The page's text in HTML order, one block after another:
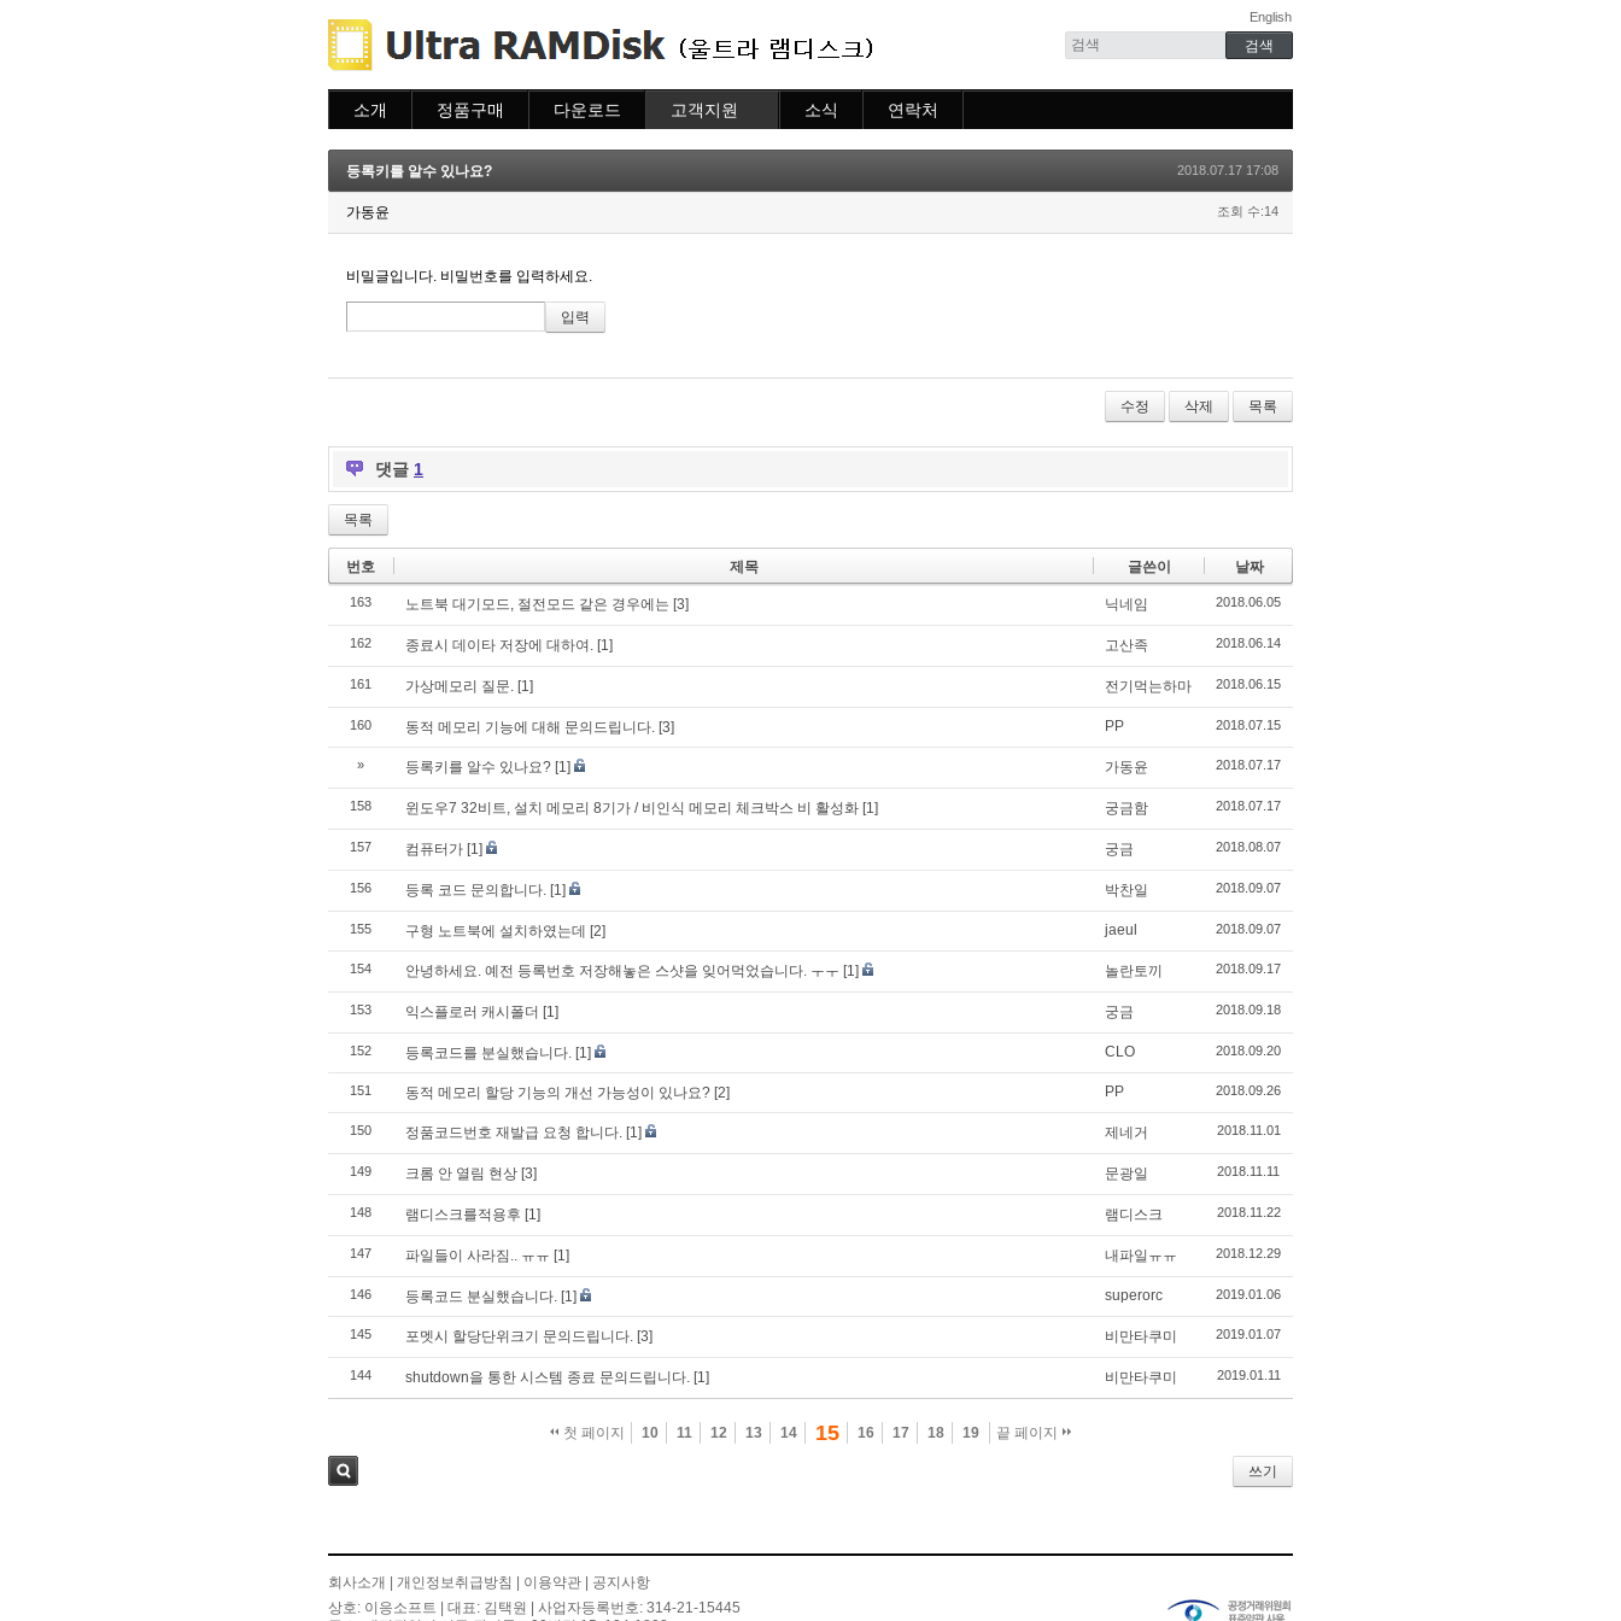
English
소개 정품구매
주문조회
이용안내
다운로드 고객지원
질문하기
소식 연락처
등록키를 알수 있나요?
2018.07.17 17:08
가동윤 조회 수:14
비밀글입니다. 비밀번호를 입력하세요.
수정 삭제 목록
댓글 1
목록
번호 제목 글쓴이 날짜
163 노트북 대기모드, 절전모드 같은 경우에는 [3] 닉네임 2018.06.05
162 종료시 데이타 저장에 대하여. [1] 고산족 2018.06.14
161 가상메모리 질문. [1] 전기먹는하마 2018.06.15
160 동적 메모리 기능에 대해 문의드립니다. [3] PP 2018.07.15
» 등록키를 알수 있나요? [1] 가동윤 2018.07.17
158 윈도우7 32비트, 설치 메모리 8기가 / 비인식 메모리 체크박스 비 활성화 [1] 궁금함 2018.07.17
157 컴퓨터가 [1] 궁금 2018.08.07
156 등록 코드 문의합니다. [1] 박찬일 2018.09.07
155 구형 노트북에 설치하였는데 [2] jaeul 2018.09.07
154 안녕하세요. 예전 등록번호 저장해놓은 스샷을 잊어먹었습니다. ㅜㅜ [1] 놀란토끼 2018.09.17
153 익스플로러 캐시폴더 [1] 궁금 2018.09.18
152 등록코드를 분실했습니다. [1] CLO 2018.09.20
151 동적 메모리 할당 기능의 개선 가능성이 있나요? [2] PP 2018.09.26
150 정품코드번호 재발급 요청 합니다. [1] 제네거 2018.11.01
149 크롬 안 열림 현상 [3] 문광일 2018.11.11
148 램디스크를적용후 [1] 램디스크 2018.11.22
147 파일들이 사라짐.. ㅠㅠ [1] 내파일ㅠㅠ 2018.12.29
146 등록코드 분실했습니다. [1] superorc 2019.01.06
145 포멧시 할당단위크기 문의드립니다. [3] 비만타쿠미 2019.01.07
144 shutdown을 통한 시스템 종료 문의드립니다. [1] 비만타쿠미 2019.01.11
첫 페이지 10 11 12 13 14 15 16 17 18 19 끝 페이지
쓰기
회사소개 개인정보취급방침 이용약관
공지사항
상호: 이응소프트 | 대표: 김택원 | 사업자등록번호: 314-21-15445